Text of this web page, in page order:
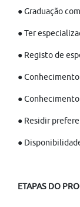
● Graduação
● Ter
● Registo de
●
●
● Residir
●
ETAPAS DO